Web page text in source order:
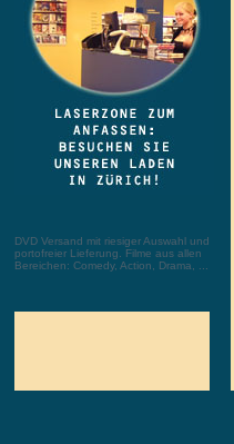
DVD Versand mit riesiger Auswahl und
portofreier Lieferung. Filme aus allen
Bereichen: Comedy, Action, Drama, ...